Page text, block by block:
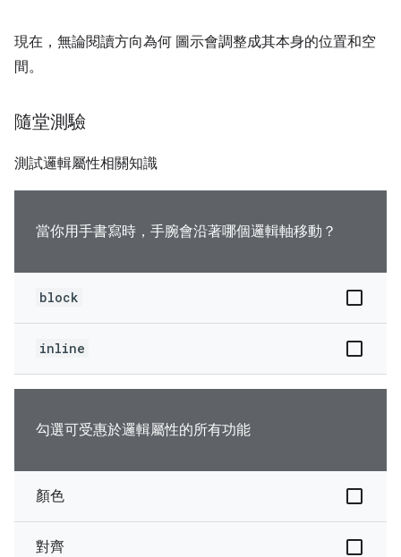
現在，無論閱讀方向為何 圖示會調整成其本身的位置和空
間。
隨堂測驗
測試邏輯屬性相關知識
當你用手書寫時，手腕會沿著哪個邏輯軸移動？
block
inline
勾選可受惠於邏輯屬性的所有功能
顏色
對齊